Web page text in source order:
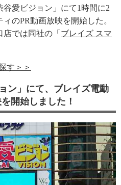
愛ビジョン」にて1時間に2
のPR動画放映を開始した。
では同社の「 ブレイズ スマ
す＞＞
ン」にて、ブレイズ電動
開始しました！